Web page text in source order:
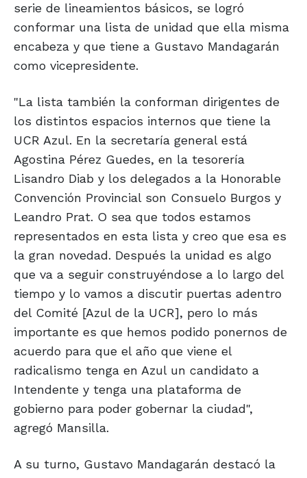
serie de lineamientos básicos, se logró
conformar una lista de unidad que ella misma
encabeza y que tiene a Gustavo Mandagarán
como vicepresidente.
"La lista también la conforman dirigentes de
los distintos espacios internos que tiene la
UCR Azul. En la secretaría general está
Agostina Pérez Guedes, en la tesorería
Lisandro Diab y los delegados a la Honorable
Convención Provincial son Consuelo Burgos y
Leandro Prat. O sea que todos estamos
representados en esta lista y creo que esa es
la gran novedad. Después la unidad es algo
que va a seguir construyéndose a lo largo del
tiempo y lo vamos a discutir puertas adentro
del Comité [Azul de la UCR], pero lo más
importante es que hemos podido ponernos de
acuerdo para que el año que viene el
radicalismo tenga en Azul un candidato a
Intendente y tenga una plataforma de
gobierno para poder gobernar la ciudad",
agregó Mansilla.
A su turno, Gustavo Mandagarán destacó la